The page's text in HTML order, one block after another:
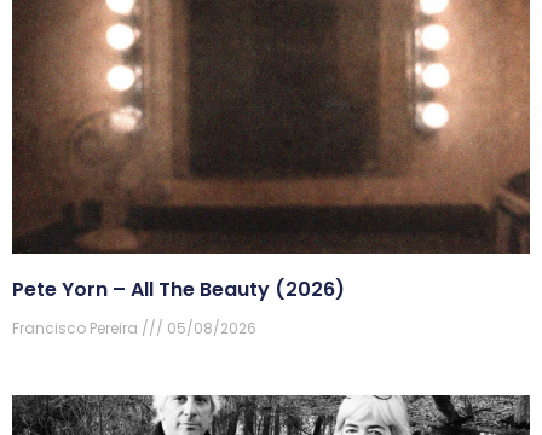
Pete Yorn – All The Beauty (2026)
Francisco Pereira 05/08/2026